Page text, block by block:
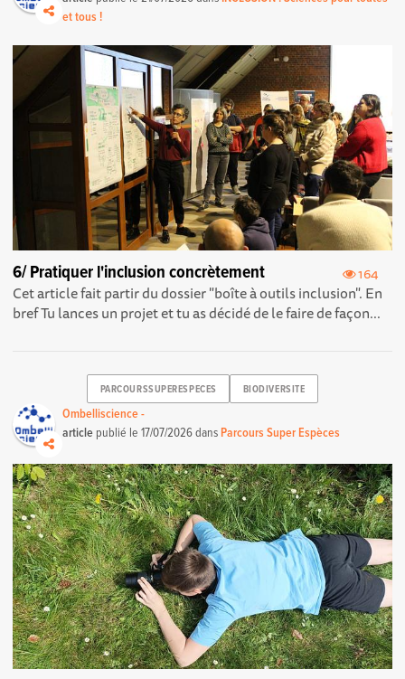
et tous !
164
6/ Pratiquer l'inclusion concrètement
Cet article fait partir du dossier "boîte à outils inclusion". En
bref Tu lances un projet et tu as décidé de le faire de façon...
PARCOURSSUPERESPECES BIODIVERSITE
Ombelliscience -
article publié le17/07/2026dans Parcours Super Espèces